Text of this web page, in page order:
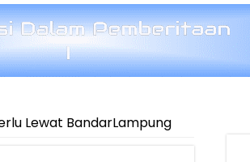
Lewat BandarLampung